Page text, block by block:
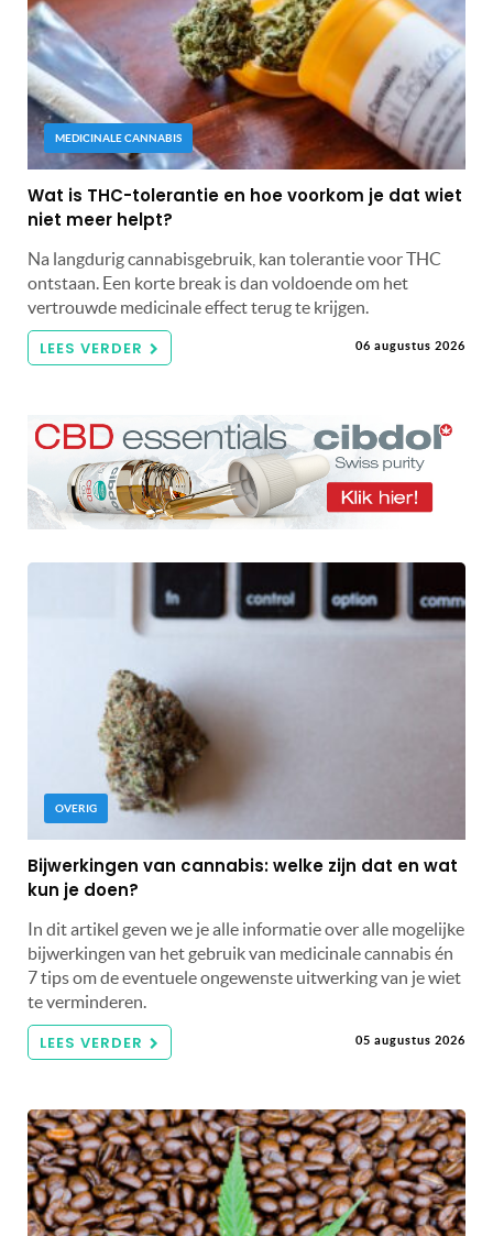
MEDICINALE CANNABIS
Wat is THC-tolerantie en hoe voorkom je dat wiet
niet meer helpt?
Na langdurig cannabisgebruik, kan tolerantie voor THC
ontstaan. Een korte break is dan voldoende om het
vertrouwde medicinale effect terug te krijgen.
LEES VERDER 06 augustus 2026
OVERIG
Bijwerkingen van cannabis: welke zijn dat en wat
kun je doen?
In dit artikel geven we je alle informatie over alle mogelijke
bijwerkingen van het gebruik van medicinale cannabis én
7 tips om de eventuele ongewenste uitwerking van je wiet
te verminderen.
LEES VERDER 05 augustus 2026